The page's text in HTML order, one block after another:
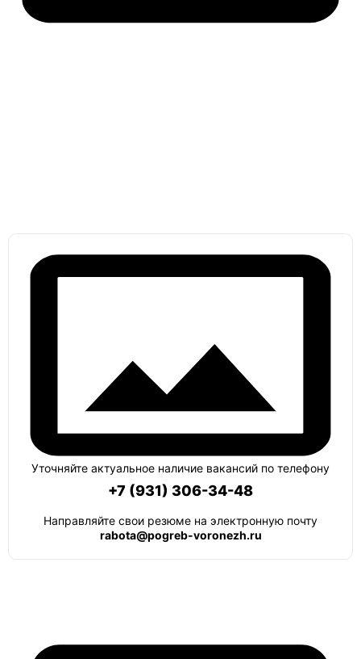
Уточняйте актуальное наличие вакансий по телефону
+7 (931) 306-34-48
Направляйте свои резюме на электронную почту
rabota@pogreb-voronezh.ru